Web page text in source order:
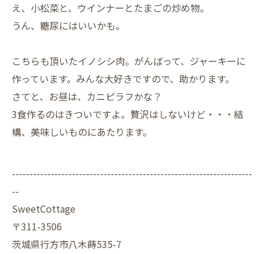
え、小松菜と、ウインナーとたまごの炒め物。
うん、糖尿にはいいかも。
こちらも頂いたイノシシ肉。がんばって、ジャーキーに
作っています。みんな大好きですので、助かります。
さてと、お昼は、カニピラフかな？
3食作るのはきついですよ。贅沢はしないけど・・・結
構、美味しいものにあたります。
--------------------------------------------------------------------
--
SweetCottage
〒311-3506
茨城県行方市八木蒔535-7